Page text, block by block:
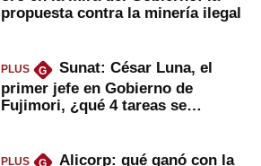
propuesta contra la minería ilegal
PLUS G
Sunat: César Luna, el
primer jefe en Gobierno de
Fujimori, ¿qué 4 tareas se
PLUS G
Alicorp: qué ganó con la